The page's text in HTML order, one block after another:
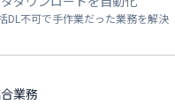
DL不可で手作業だった業務を解決
業務